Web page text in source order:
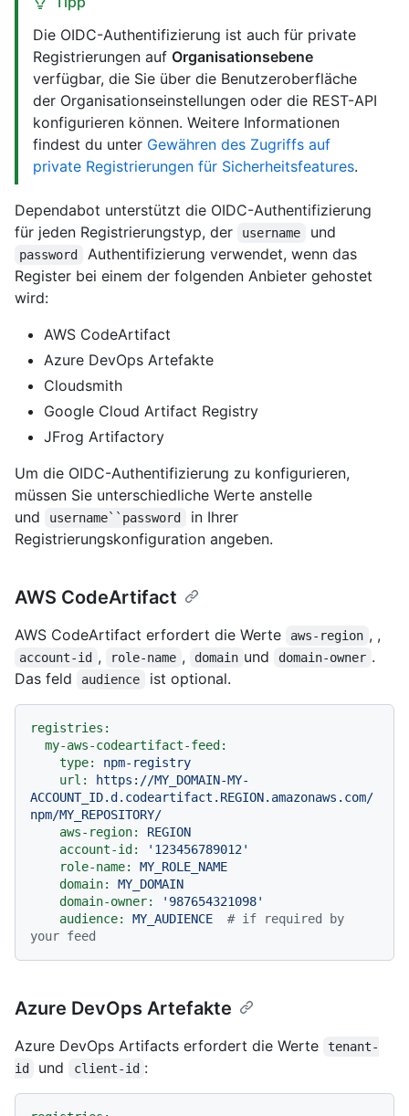
Die OIDC-Authentifizierung ist auch für private
Registrierungen auf Organisationsebene
verfügbar, die Sie über die Benutzeroberfläche
der Organisationseinstellungen oder die REST-API
konfigurieren können. Weitere Informationen
findest du unter Gewähren des Zugriffs auf
private Registrierungen für Sicherheitsfeatures.
Dependabot unterstützt die OIDC-Authentifizierung
für jeden Registrierungstyp, der
username und
password
Authentifizierung verwendet, wenn das
Register bei einem der folgenden Anbieter gehostet
wird:
AWS CodeArtifact
Azure DevOps Artefakte
Cloudsmith
Google Cloud Artifact Registry
JFrog Artifactory
Um die OIDC-Authentifizierung zu konfigurieren,
müssen Sie unterschiedliche Werte anstelle
und
username``password
in Ihrer
Registrierungskonfiguration angeben.
AWS CodeArtifact
AWS CodeArtifact erfordert die Werte aws-region , ,
account-id , role-name , domain und domain-owner .
Das feld
audience ist optional.
registries:
my-aws-codeartifact-feed:
type:
npm-registry
url:
https://MY_DOMAIN-MY-
ACCOUNT_ID.d.codeartifact.REGION.amazonaws.com/
npm/MY_REPOSITORY/
aws-region:
REGION
account-id:
'123456789012'
role-name:
MY_ROLE_NAME
domain:
MY_DOMAIN
domain-owner:
'987654321098'
audience:
MY_AUDIENCE
# if required by
your feed
Azure DevOps Artefakte
Azure DevOps Artifacts erfordert die Werte
tenant-
id
und client-id :